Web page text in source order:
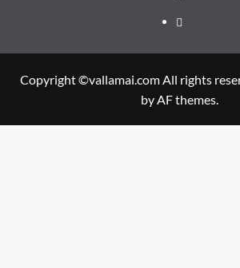
Youtube
Copyright ©vallamai.com All rights
by AF themes.